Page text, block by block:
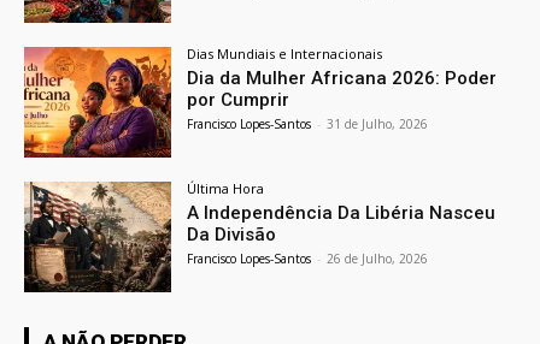
Dias Mundiais e Internacionais
Dia da Mulher Africana 2026: Poder
por Cumprir
Francisco Lopes-Santos - 31 de Julho, 2026
Última Hora
A Independência Da Libéria Nasceu
Da Divisão
Francisco Lopes-Santos - 26 de Julho, 2026